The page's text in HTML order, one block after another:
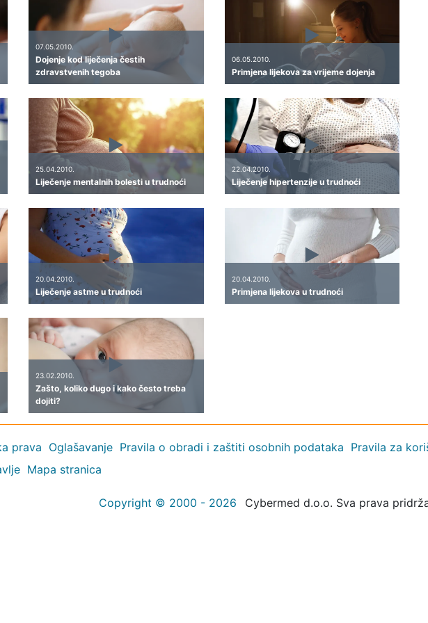
07.05.2010.
Dojenje kod liječenja čestih
zdravstvenih tegoba
06.05.2010.
Primjena lijekova za vrijeme dojenja
25.04.2010.
Liječenje mentalnih bolesti u trudnoći
22.04.2010.
Liječenje hipertenzije u trudnoći
20.04.2010.
Liječenje astme u trudnoći
20.04.2010.
Primjena lijekova u trudnoći
23.02.2010.
Zašto, koliko dugo i kako često treba
dojiti?
prava Oglašavanje Pravila o obradi i zaštiti osobnih podataka Pravila za
Mapa stranica
Copyright © 2000 - 2026 Cybermed d.o.o. Sva prava